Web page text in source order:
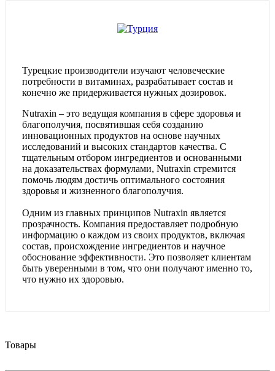
Турецкие производители изучают человеческие
потребности в витаминах, разрабатывает состав и
конечно же придерживается нужных дозировок.
Nutraxin – это ведущая компания в сфере здоровья и
благополучия, посвятившая себя созданию
инновационных продуктов на основе научных
исследований и высоких стандартов качества. С
тщательным отбором ингредиентов и основанными
на доказательствах формулами, Nutraxin стремится
помочь людям достичь оптимального состояния
здоровья и жизненного благополучия.
Одним из главных принципов Nutraxin является
прозрачность. Компания предоставляет подробную
информацию о каждом из своих продуктов, включая
состав, происхождение ингредиентов и научное
обоснование эффективности. Это позволяет клиентам
быть уверенными в том, что они получают именно то,
что нужно их здоровью.
Товары